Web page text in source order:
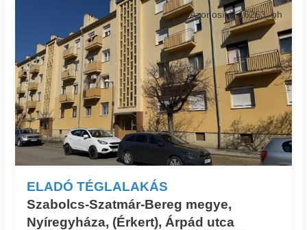
ELADÓ TÉGLALAKÁS
Szabolcs-Szatmár-Bereg megye,
Nyíregyháza, (Érkert), Árpád utca
Azonosító: 16263_bh